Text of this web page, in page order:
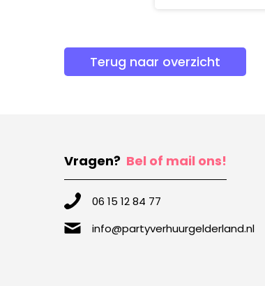
Terug naar overzicht
Vragen? Bel of mail ons!
06 15 12 84 77
info@partyverhuurgelderland.nl